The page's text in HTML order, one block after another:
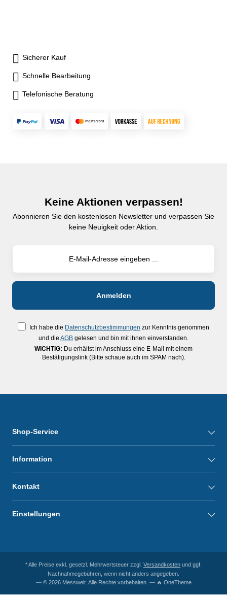
Sicherer Kauf
Schnelle Bearbeitung
Telefonische Beratung
Keine Aktionen verpassen!
Abonnieren Sie den kostenlosen Newsletter und verpassen Sie
keine Neuigkeit oder Aktion.
Ich habe die Datenschutzbestimmungen zur Kenntnis genommen
und die AGB gelesen und bin mit ihnen einverstanden.
WICHTIG: Du erhältst im Anschluss eine E-Mail mit einem
Bestätigungslink (Bitte schaue auch im SPAM nach).
Shop-Service
Information
Kontakt
Einstellungen
* Alle Preise exkl. gesetzl. Mehrwertsteuer zzgl. Versandkosten und ggf.
Nachnahmegebühren, wenn nicht anders angegeben.
— © 2026 Messwelt. Alle Rechte vorbehalten. — 🔥 OneTheme